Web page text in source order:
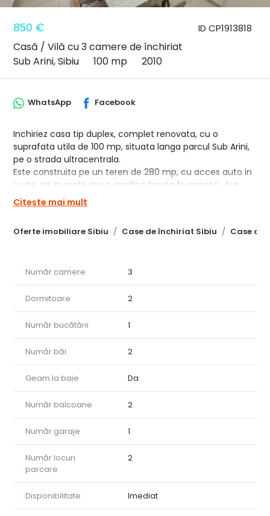
ID CP1913818
850 €
Casă / Vilă cu 3 camere de închiriat
Sub Arini, Sibiu
100 mp 2010
Oferte imobiliare Sibiu Case de închiriat Sibiu Case de
WhatsApp Facebook
Inchiriez casa tip duplex, complet renovata, cu o
suprafata utila de 100 mp, situata langa parcul Sub Arini,
pe o strada ultracentrala.
Este construita pe un teren de 280 mp, cu acces auto in
curte, iar in spate are o gradina foarte frumoasa . Are
urmatoarea compartimentare:
- demisol: garaj cu acces din stada si pivnita,
- etaj: hol, 2 dormitoare, 2 balcoane,baie mare cu cada;
Se poate inchiria si complet mobilata.
Pentru mai multe informatii ,va rog sa ma contactati la
tel: 0727958004.
Citește mai mult
Număr camere 3
Dormitoare 2
Număr bucătării 1
Număr băi 2
Geam la baie Da
Număr balcoane 2
Număr garaje 1
Număr locuri
parcare
2
Disponibilitate Imediat